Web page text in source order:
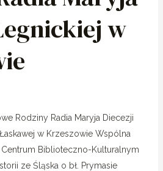
w
Rodziny Radia Maryja Diecezji
w Krzeszowie Wspólna
Centrum Biblioteczno-Kulturalnym
ze Śląska o bł. Prymasie